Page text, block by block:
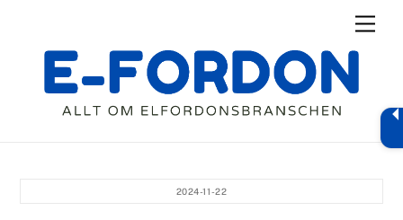
content
2024-11-22